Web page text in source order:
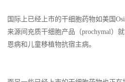
国际上已经上市的干细胞药物如美国
来源间充质干细胞产品（prochymal）
恩病和儿童移植物抗宿主病。